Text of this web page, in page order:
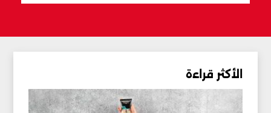
الأكثر قراءة